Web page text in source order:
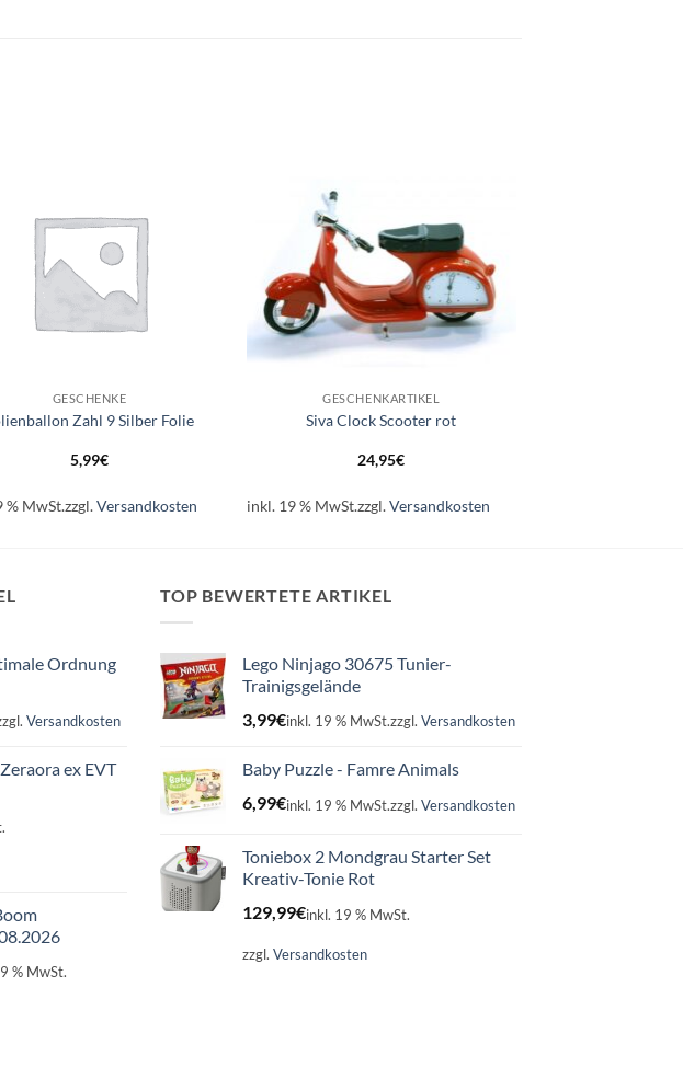
GESCHENKE
Zahl 9 Silber Folie
5,99€
% MwSt.zzgl.Versandkosten
+
GESCHENKARTIKEL
Siva Clock Scooter rot
24,95€
inkl. 19 % MwSt.zzgl.Versandkosten
Ordnung
Versandkosten
ex EVT
% MwSt.
TOP BEWERTETE ARTIKEL
Lego Ninjago 30675 Tunier-
Trainigsgelände
3,99€inkl. 19 % MwSt.zzgl. Versandkosten
Baby Puzzle - Famre Animals
6,99€inkl. 19 % MwSt.zzgl. Versandkosten
Toniebox 2 Mondgrau Starter Set
Kreativ-Tonie Rot
129,99€inkl. 19 % MwSt.
zzgl. Versandkosten